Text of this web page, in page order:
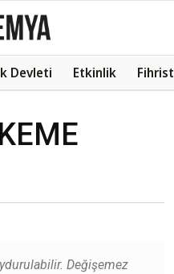
Devleti Etkinlik Fihrist
Değişemez